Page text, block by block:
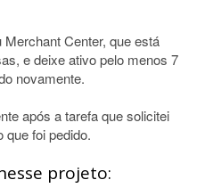
Center, que está
e deixe ativo pelo menos 7
novamente.
após a tarefa que solicitei
foi pedido.
projeto: